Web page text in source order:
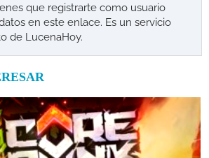
que registrarte como usuario
en este enlace. Es un servicio
de LucenaHoy.